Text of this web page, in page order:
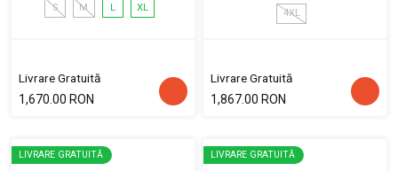
S M L XL
Livrare Gratuită
1,670.00 RON
4XL
Livrare Gratuită
1,867.00 RON
LIVRARE GRATUITĂ LIVRARE GRATUITĂ